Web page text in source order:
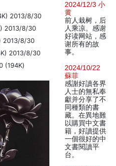
2013/8/30
2013/8/30
2013/8/30
2013/8/30
(194K)
2024/12/3 小
黄
前人栽树，后
人乘凉。感谢
好读网站，感
谢所有的故
事。
2024/10/22
蘇菲
感謝好讀各界
人士的無私奉
獻并分享了不
同種類的書
藏。在異地難
以購買中文書
籍，好讀提供
一個很好的中
文書閱讀平
台。